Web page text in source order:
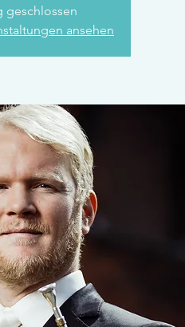
geschlossen
ansehen